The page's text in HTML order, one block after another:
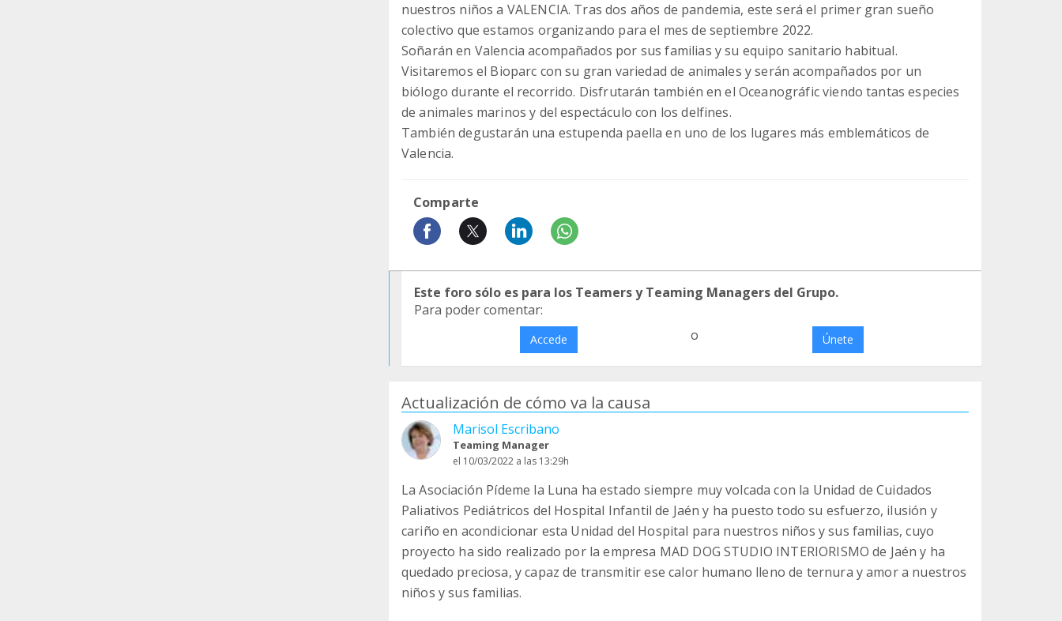
nuestros niños a VALENCIA. Tras dos años de pandemia, este será el primer gran sueño
colectivo que estamos organizando para el mes de septiembre 2022.
Soñarán en Valencia acompañados por sus familias y su equipo sanitario habitual.
Visitaremos el Bioparc con su gran variedad de animales y serán acompañados por un
biólogo durante el recorrido. Disfrutarán también en el Oceanográfic viendo tantas especies
de animales marinos y del espectáculo con los delfines.
También degustarán una estupenda paella en uno de los lugares más emblemáticos de
Valencia.
Comparte
Este foro sólo es para los Teamers y Teaming Managers del Grupo.
Para poder comentar:
Accede o Únete
Actualización de cómo va la causa
Marisol Escribano
Teaming Manager
el 10/03/2022 a las 13:29h
La Asociación Pídeme la Luna ha estado siempre muy volcada con la Unidad de Cuidados
Paliativos Pediátricos del Hospital Infantil de Jaén y ha puesto todo su esfuerzo, ilusión y
cariño en acondicionar esta Unidad del Hospital para nuestros niños y sus familias, cuyo
proyecto ha sido realizado por la empresa MAD DOG STUDIO INTERIORISMO de Jaén y ha
quedado preciosa, y capaz de transmitir ese calor humano lleno de ternura y amor a nuestros
niños y sus familias.